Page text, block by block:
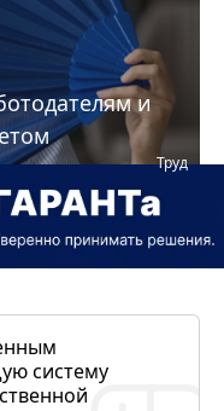
и
Труд
систему